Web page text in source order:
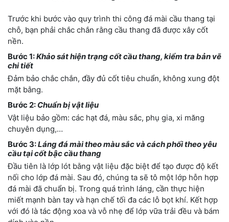
Trước khi bước vào quy trình thi công đá mài cầu thang tại
chỗ, bạn phải chắc chắn rằng cầu thang đã được xây cốt
nền.
Bước 1:Khảo sát hiện trạng cốt cầu thang, kiểm tra bản vẽ
chi tiết
Đảm bảo chắc chắn, đầy đủ cốt tiêu chuẩn, không xung đột
mặt bằng.
Bước 2: Chuẩn bị vật liệu
Vật liệu bảo gồm: các hạt đá, màu sắc, phụ gia, xi măng
chuyên dụng,…
Bước 3:Láng đá mài theo màu sắc và cách phối theo yêu
cầu tại cốt bậc cầu thang
Đầu tiên là lớp lót bằng vật liệu đặc biệt để tạo được độ kết
nối cho lớp đá mài. Sau đó, chúng ta sẽ tô một lớp hỗn hợp
đá mài đã chuẩn bị. Trong quá trình láng, cần thực hiện
miết mạnh bàn tay và hạn chế tối đa các lỗ bọt khí. Kết hợp
với đó là tác động xoa và vỗ nhẹ để lớp vữa trải đều và bám